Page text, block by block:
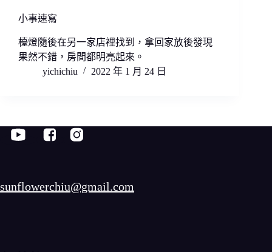
小事速寫
檯燈隨後在另一家店裡找到，拿回家放後發現
果然不錯，房間都明亮起來。
yichichiu
2022 年 1 月 24 日
sunflowerchiu@gmail.com